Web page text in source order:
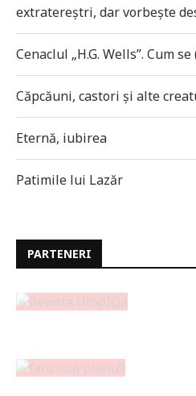
extratereștri, dar vorbește
Cenaclul „H.G. Wells”. Cum
Căpcăuni, castori și alte
Eternă, iubirea
Patimile lui Lazăr
PARTENERI